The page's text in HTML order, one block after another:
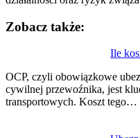
Zobacz także:
Ile
OCP, czyli obowiązkowe
cywilnej przewoźnika, jest
transportowych. Koszt tego…
wpisu